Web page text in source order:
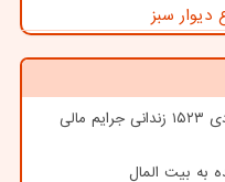
سبز
مشارکت ستاد اجرائی فرمان امام در آزادی ۱۵۲۳ زندانی جرایم مالی